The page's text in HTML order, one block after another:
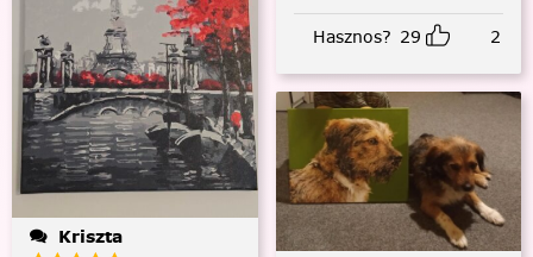
Kriszta
Hasznos? 29 2